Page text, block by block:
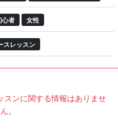
心者 女性
スレッスン
スンに関する情報はありませ
ん。